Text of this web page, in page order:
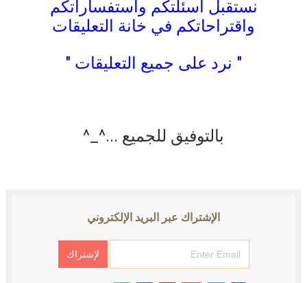
نستقبل أسئلتكم واستفساراتكم
واقتراحاتكم في خانة التعليقات
" نرد على جميع التعليقات "
بالتوفيق للجميع ...^_^
الإشتراك عبر البريد الإلكتروني